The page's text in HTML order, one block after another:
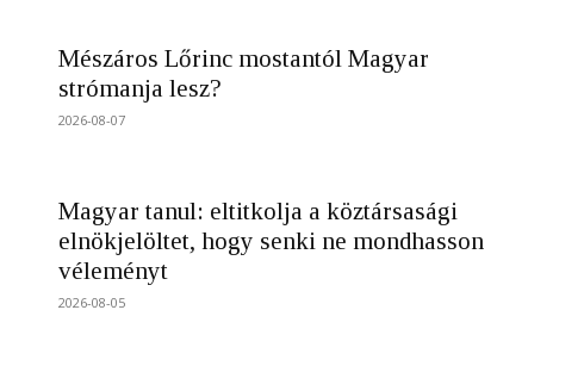
Mészáros Lőrinc mostantól Magyar
strómanja lesz?
2026-08-07
Magyar tanul: eltitkolja a köztársasági
elnökjelöltet, hogy senki ne mondhasson
véleményt
2026-08-05